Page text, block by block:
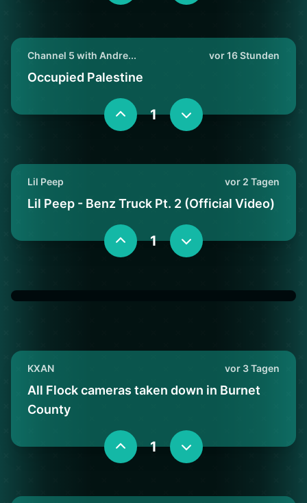
Channel 5 with Andre... vor 16 Stunden
Occupied Palestine
1
Lil Peep vor 2 Tagen
Lil Peep - Benz Truck Pt. 2 (Official Video)
1
KXAN vor 3 Tagen
All Flock cameras taken down in Burnet
County
1